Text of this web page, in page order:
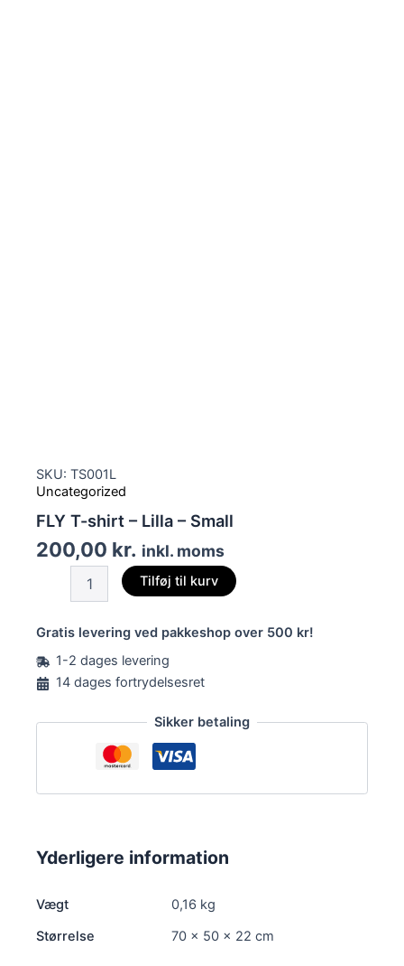
SKU: TS001L
Uncategorized
FLY T-shirt – Lilla – Small
200,00 kr. inkl. moms
-
-
Small
Tilføj til kurv
Gratis levering ved pakkeshop over 500 kr!
1-2 dages levering
14 dages fortrydelsesret
Sikker betaling
Yderligere information
Vægt
0,16 kg
Størrelse
70 × 50 × 22 cm